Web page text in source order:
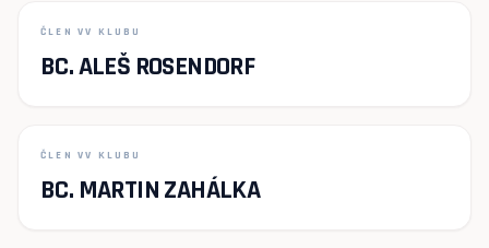
ČLEN VV KLUBU
BC. ALEŠ ROSENDORF
ČLEN VV KLUBU
BC. MARTIN ZAHÁLKA